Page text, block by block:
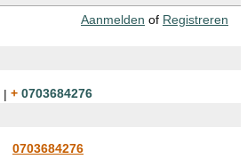
Aanmelden of Registreren
|
+ 0703684276
0703684276